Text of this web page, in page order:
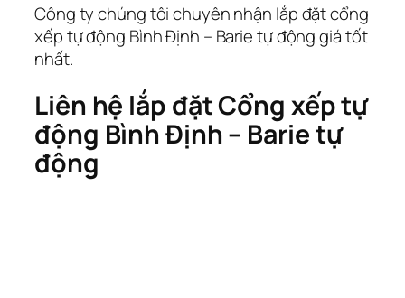
Công ty chúng tôi chuyên nhận lắp đặt cổng
xếp tự động Bình Định – Barie tự động giá tốt
nhất.
Liên hệ lắp đặt Cổng xếp tự
động Bình Định – Barie tự
động